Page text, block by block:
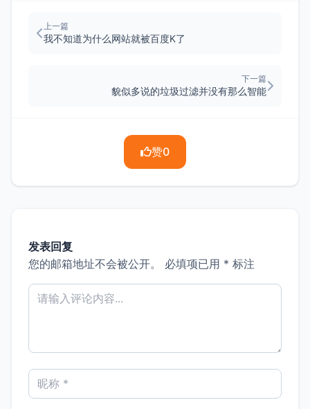
上一篇
我不知道为什么网站就被百度K了
下一篇
貌似多说的垃圾过滤并没有那么智能
赞0
发表回复
您的邮箱地址不会被公开。
必填项已用 * 标注